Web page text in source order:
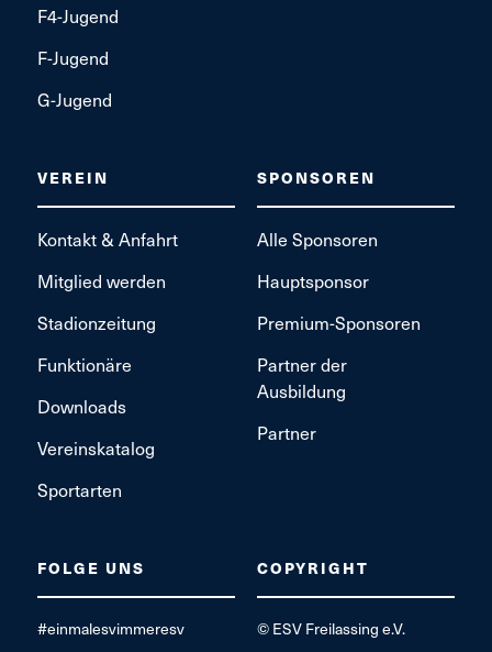
F4-Jugend
F-Jugend
G-Jugend
VEREIN
Kontakt & Anfahrt
Mitglied werden
Stadionzeitung
Funktionäre
Downloads
Vereinskatalog
Sportarten
SPONSOREN
Alle Sponsoren
Hauptsponsor
Premium-Sponsoren
Partner der
Ausbildung
Partner
FOLGE UNS
#einmalesvimmeresv
COPYRIGHT
© ESV Freilassing e.V.